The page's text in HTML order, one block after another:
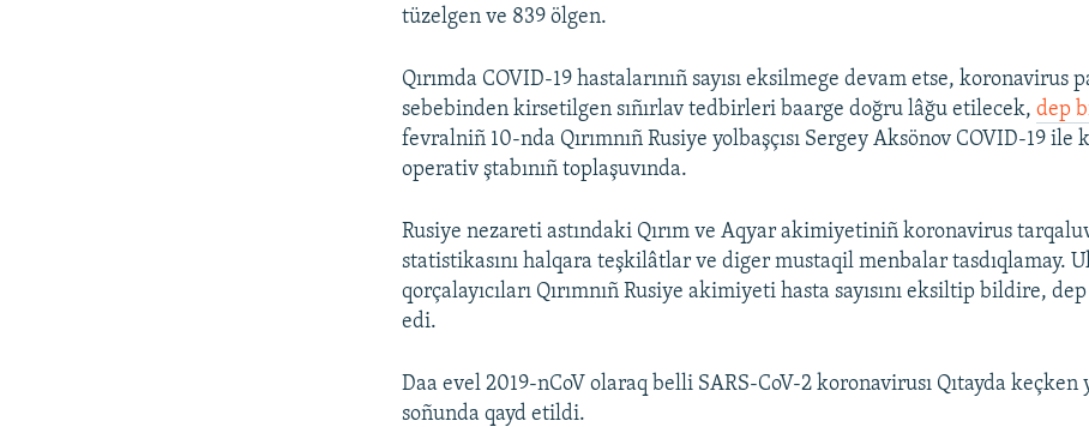
tüzelgen ve 839 ölgen.
Qırımda COVID-19 hastalarınıñ sayısı eksilmege devam etse, koronavirus
sebebinden kirsetilgen sıñırlav tedbirleri baarge doğru lâğu etilecek,dep
fevralniñ 10-nda Qırımnıñ Rusiye yolbaşçısı Sergey Aksönov COVID-19 ile
operativ ştabınıñ toplaşuvında.
Rusiye nezareti astındaki Qırım ve Aqyar akimiyetiniñ koronavirus
statistikasını halqara teşkilâtlar ve diger mustaqil menbalar tasdıqlamay.
qorçalayıcıları Qırımnıñ Rusiye akimiyeti hasta sayısını eksiltip bildire,
edi.
Daa evel 2019-nCoV olaraq belli SARS-CoV-2 koronavirusı Qıtayda keçken
soñunda qayd etildi.